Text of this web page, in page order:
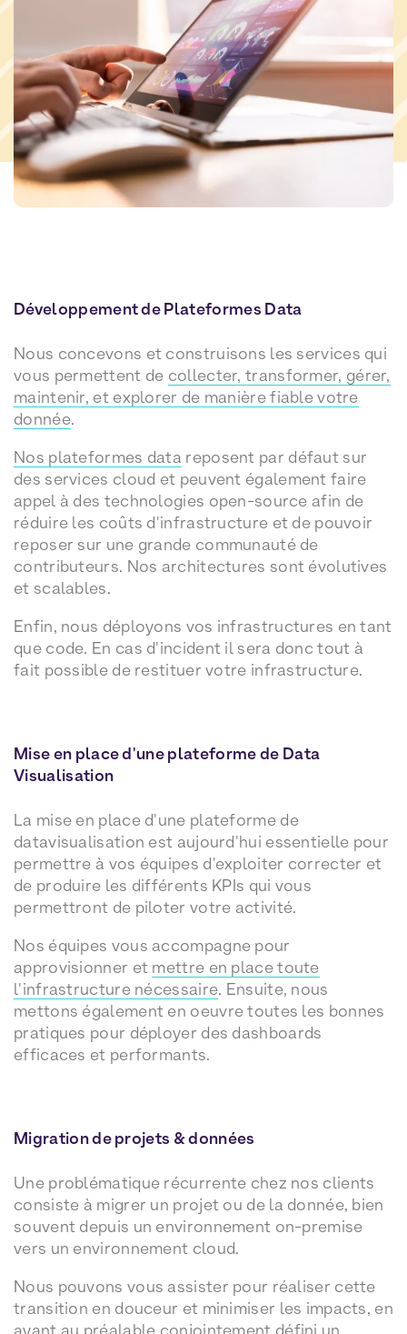
Développement de Plateformes Data
Nous concevons et construisons les services qui
vous permettent de collecter, transformer, gérer,
maintenir, et explorer de manière fiable votre
donnée.
Nos plateformes data reposent par défaut sur
des services cloud et peuvent également faire
appel à des technologies open-source afin de
réduire les coûts d'infrastructure et de pouvoir
reposer sur une grande communauté de
contributeurs. Nos architectures sont évolutives
et scalables.
Enfin, nous déployons vos infrastructures en tant
que code. En cas d'incident il sera donc tout à
fait possible de restituer votre infrastructure.
Mise en place d'une plateforme de Data
Visualisation
La mise en place d'une plateforme de
datavisualisation est aujourd'hui essentielle pour
permettre à vos équipes d'exploiter correcter et
de produire les différents KPIs qui vous
permettront de piloter votre activité.
Nos équipes vous accompagne pour
approvisionner et mettre en place toute
l'infrastructure nécessaire. Ensuite, nous
mettons également en oeuvre toutes les bonnes
pratiques pour déployer des dashboards
efficaces et performants.
Migration de projets & données
Une problématique récurrente chez nos clients
consiste à migrer un projet ou de la donnée, bien
souvent depuis un environnement on-premise
vers un environnement cloud.
Nous pouvons vous assister pour réaliser cette
transition en douceur et minimiser les impacts, en
ayant au préalable conjointement défini un